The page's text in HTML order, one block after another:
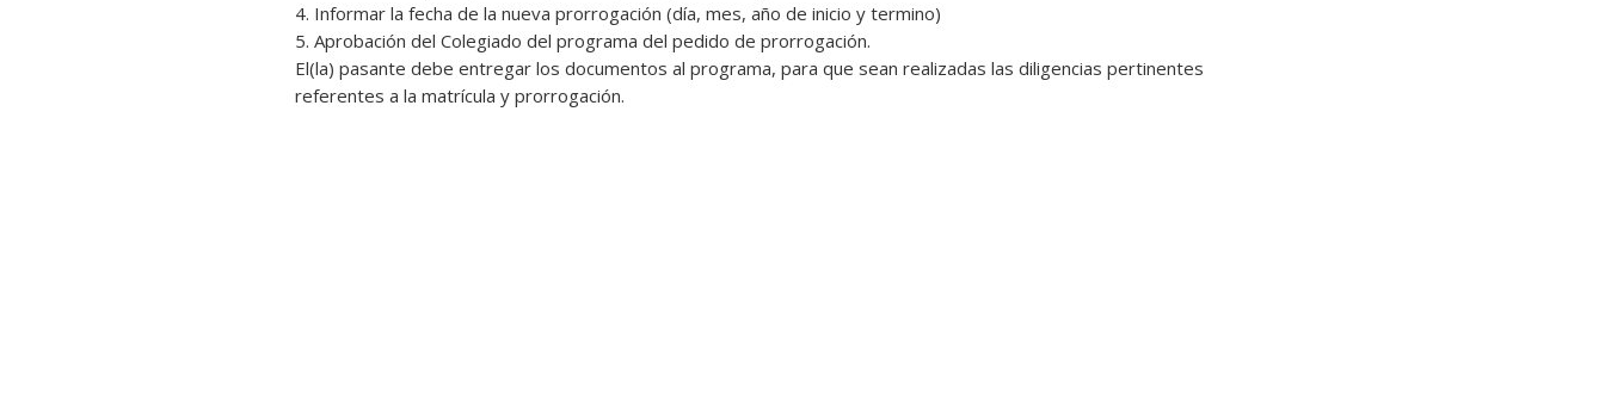
4. Informar la fecha de la nueva prorrogación (día, mes, año de inicio y termino)
5. Aprobación del Colegiado del programa del pedido de prorrogación.
El(la) pasante debe entregar los documentos al programa, para que sean realizadas las diligencias pertinentes
referentes a la matrícula y prorrogación.